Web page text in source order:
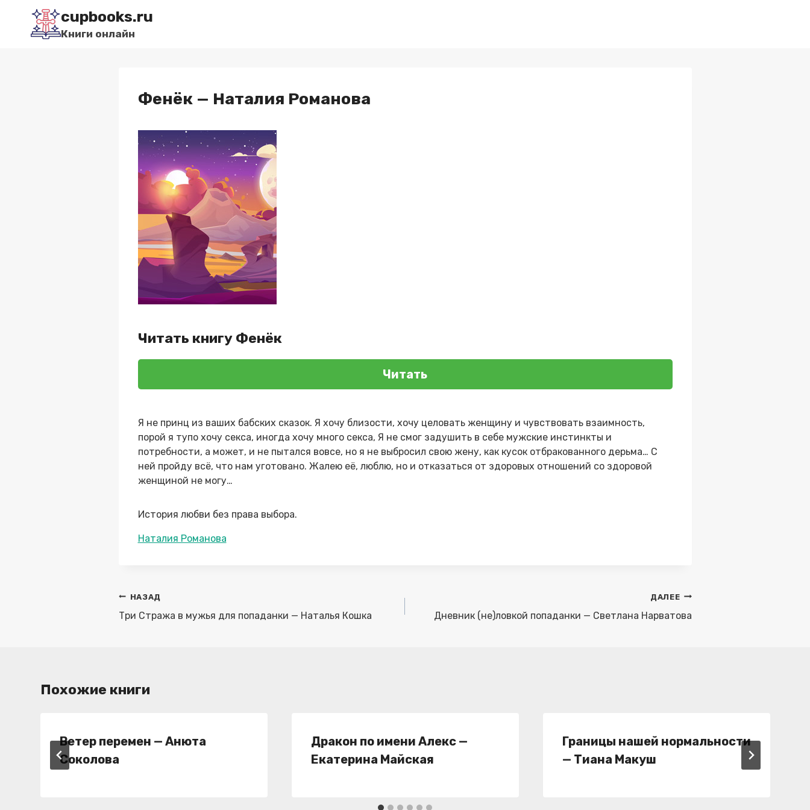
Перейти
содержимому
cupbooks.ru
Книги онлайн
Фенёк — Наталия Романова
Читать книгу Фенёк
Читать
Я не принц из ваших бабских сказок. Я хочу близости, хочу целовать женщину и чувствовать взаимность,
порой я тупо хочу секса, иногда хочу много секса, Я не смог задушить в себе мужские инстинкты и
потребности, а может, и не пытался вовсе, но я не выбросил свою жену, как кусок отбракованного дерьма… С
ней пройду всё, что нам уготовано. Жалею её, люблю, но и отказаться от здоровых отношений со здоровой
женщиной не могу…
История любви без права выбора.
Метки
Наталия Романова
Навигация
по
НАЗАД
Три Стража в мужья для попаданки — Наталья Кошка
ДАЛЕЕ
Дневник (не)ловкой попаданки — Светлана Нарватова
Похожие книги
Ветер перемен — Анюта
Соколова
Дракон по имени Алекс —
Екатерина Майская
Границы нашей нормальности
— Тиана Макуш